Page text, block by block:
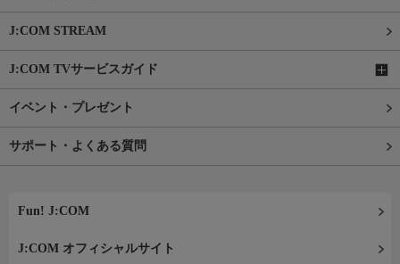
J:COM STREAM
J:COM TVサービスガイド
イベント・プレゼント
サポート・よくある質問
Fun! J:COM
J:COM オフィシャルサイト